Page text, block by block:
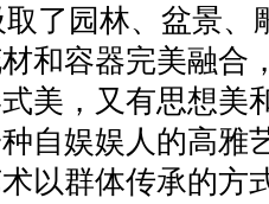
了园林、盆景、
和容器完美融合
美，又有思想美
自娱娱人的高雅
以群体传承的方